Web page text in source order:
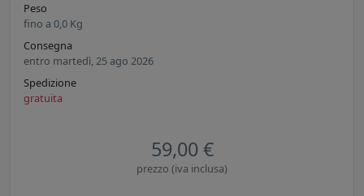
Peso
fino a 0,0 Kg
Consegna
entro martedì, 25 ago 2026
Spedizione
gratuita
59,00 €
prezzo (iva inclusa)